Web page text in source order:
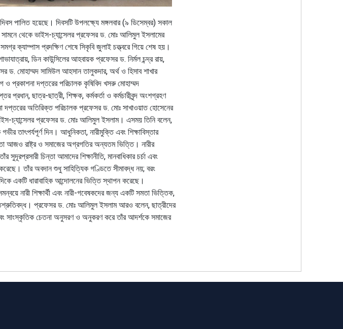
পালিত হয়েছে। দিবসটি উপলক্ষ্যে মঙ্গলবার (৯ ডিসেম্বর) সকাল
সামনে থেকে ভাইস-চ্যান্সেলর প্রফেসর ড. মোঃ আলিমুল ইসলামের
ক্যাম্পাস প্রদক্ষিণ শেষে সিকৃবি জুলাই চত্ত্বরে গিয়ে শেষ হয়।
ডিন কাউন্সিলের আহবায়ক প্রফেসর ড. নির্মল চন্দ্র রায়,
ড. মোহাম্মদ সামিউল আহসান তালুকদার, অর্থ ও হিসাব শাখার
দপ্তরের পরিচালক কৃষিবিদ খসরু মোহাম্মদ
প্রধান, ছাত্র-ছাত্রী, শিক্ষক, কর্মকর্তা ও কর্মচারীবৃন্দ অংশগ্রহণ
দপ্তরের অতিরিক্ত পরিচালক প্রফেসর ড. মোঃ সাখাওয়াত হোসেনের
চ্যান্সেলর প্রফেসর ড. মোঃ আলিমুল ইসলাম। এসময় তিনি বলেন,
তাৎপর্যপূর্ণ দিন। আধুনিকতা, নারীমুক্তি এবং শিক্ষাবিস্তার
তা আজও রাষ্ট্র ও সমাজের অগ্রগতির অন্যতম ভিত্তি। নারীর
চিন্তা আমাদের শিক্ষানীতি, মানবাধিকার চর্চা এবং
তাঁর অবদান শুধু সাহিত্যিক গণ্ডিতে সীমাবদ্ধ নয়; বরং
একটি ধারাবাহিক আন্দোলনের ভিত্তি স্থাপন করেছে।
নারী শিক্ষার্থী এবং নারী-গবেষকদের জন্য একটি সমতা ভিত্তিক,
প্রফেসর ড. মোঃ আলিমুল ইসলাম আরও বলেন, ছাত্রীদের
সাংস্কৃতিক চেতনা অনুসরণ ও অনুকরণ করে তাঁর আদর্শকে সমাজের